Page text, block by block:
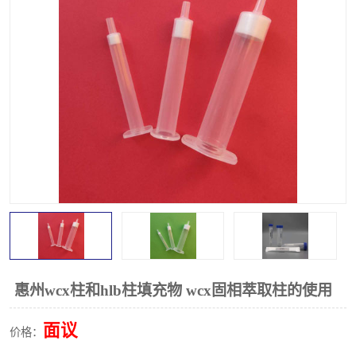
惠州wcx柱和hlb柱填充物 wcx固相萃取柱的使用
价格： 面议
SPE填料
过滤器/滤膜
SPE配件
96孔板